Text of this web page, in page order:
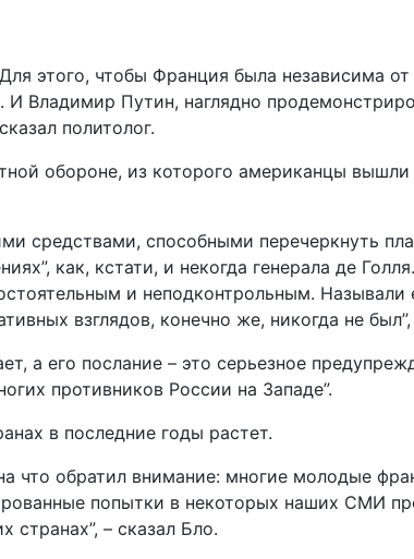
этого, чтобы Франция была независима
И Владимир Путин, наглядно
политолог.
обороне, из которого американцы
средствами, способными перечеркнуть
как, кстати, и некогда генерала де
и неподконтрольным. Называли
взглядов, конечно же, никогда не
а его послание – это серьезное
противников России на Западе”.
в последние годы растет.
что обратил внимание: многие молодые
попытки в некоторых наших СМИ
странах”, – сказал Бло.